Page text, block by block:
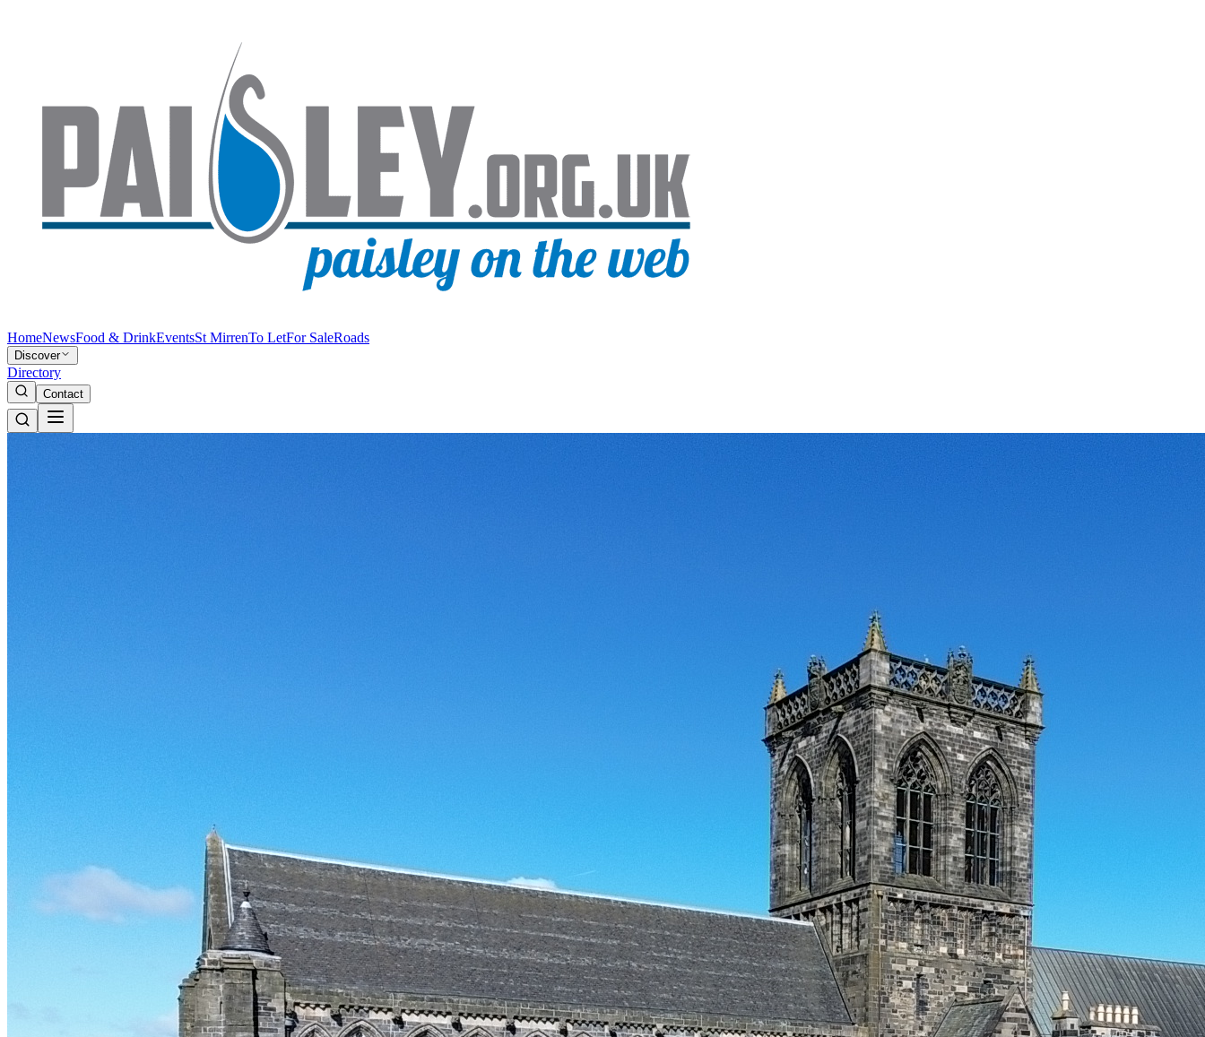
HomeNewsFood & DrinkEventsSt MirrenTo LetFor SaleRoads
Discover
Directory
Contact